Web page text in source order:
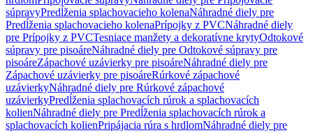
súpravyPredĺženia splachovacieho kolenaNáhradné diely pre
Predĺženia splachovacieho kolenaPrípojky z PVCNáhradné diely
pre Prípojky z PVCTesniace manžety a dekoratívne krytyOdtokové
súpravy pre pisoáreNáhradné diely pre Odtokové súpravy pre
pisoáreZápachové uzávierky pre pisoáreNáhradné diely pre
Zápachové uzávierky pre pisoáreRúrkové zápachové
uzávierkyNáhradné diely pre Rúrkové zápachové
uzávierkyPredĺženia splachovacích rúrok a splachovacích
kolienNáhradné diely pre Predĺženia splachovacích rúrok a
splachovacích kolienPripájacia rúra s hrdlomNáhradné diely pre